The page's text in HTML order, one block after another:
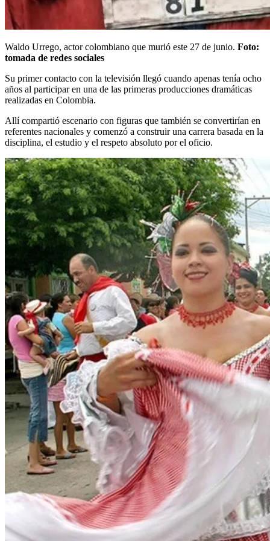
Waldo Urrego, actor colombiano que murió este 27 de junio. Foto:
tomada de redes sociales
Su primer contacto con la televisión llegó cuando apenas tenía ocho
años al participar en una de las primeras producciones dramáticas
realizadas en Colombia.
Allí compartió escenario con figuras que también se convertirían en
referentes nacionales y comenzó a construir una carrera basada en la
disciplina, el estudio y el respeto absoluto por el oficio.